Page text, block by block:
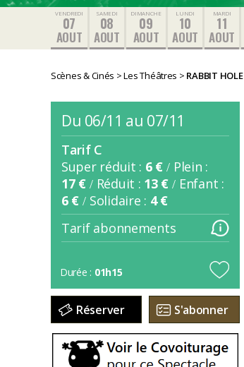
VENDREDI
07
AOUT
SAMEDI
08
AOUT
DIMANCHE
09
AOUT
LUNDI
10
AOUT
MARDI
11
AOUT
Scènes & Cinés >Les Théâtres > RABBIT HOLE
Du 06/11 au 07/11
Tarif C
Super réduit : 6 € / Plein :
17 € / Réduit : 13 € / Enfant :
6 € / Solidaire : 4 €
Tarif abonnements
Durée : 01h15
Réserver S'abonner